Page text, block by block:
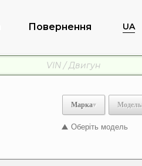
Повернення UA
Марка Модель
Оберіть модель